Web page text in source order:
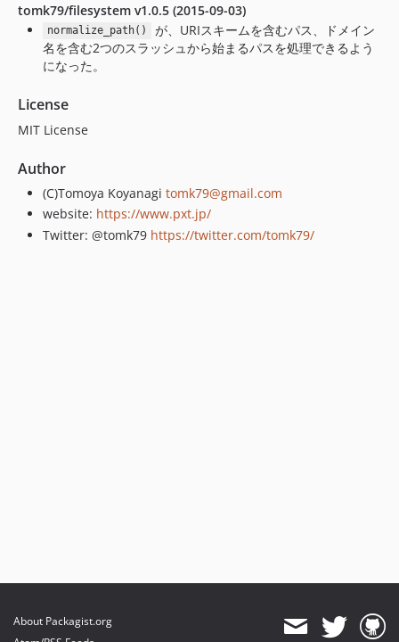
tomk79/filesystem v1.0.5 (2015-09-03)
normalize_path()
が、URIスキームを含むパス、ドメイン
名を含む2つのスラッシュから始まるパスを処理できるよう
になった。
License
MIT License
Author
(C)Tomoya Koyanagi tomk79@gmail.com
website: https://www.pxt.jp/
Twitter: @tomk79 https://twitter.com/tomk79/
About Packagist.org